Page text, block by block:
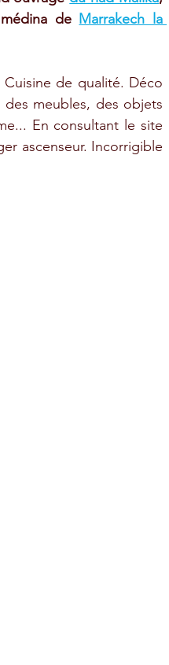
de Marrakech la
de qualité. Déco
meubles, des objets
En consultant le site
ascenseur. Incorrigible